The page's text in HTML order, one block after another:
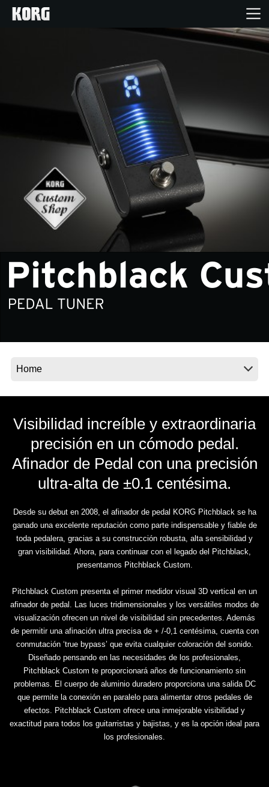
Productos
Características
Soporte
Localizador de Tiendas
Noticias
Ubicación
Visibilidad increíble y extraordinaria
precisión en un cómodo pedal.
Afinador de Pedal con una precisión
ultra-alta de ±0.1 centésima.
Desde su debut en 2008, el afinador de pedal KORG Pitchblack se ha
ganado una excelente reputación como parte indispensable y fiable de
toda pedalera, gracias a su construcción robusta, alta sensibilidad y
gran visibilidad. Ahora, para continuar con el legado del Pitchblack,
presentamos Pitchblack Custom.
Pitchblack Custom presenta el primer medidor visual 3D vertical en un
afinador de pedal. Las luces tridimensionales y los versátiles modos de
visualización ofrecen un nivel de visibilidad sin precedentes. Además
de permitir una afinación ultra precisa de + /-0,1 centésima, cuenta con
conmutación ‘true bypass’ que evita cualquier coloración del sonido.
Diseñado pensando en las necesidades de los profesionales,
Pitchblack Custom te proporcionará años de funcionamiento sin
problemas. El cuerpo de aluminio duradero proporciona una salida DC
que permite la conexión en paralelo para alimentar otros pedales de
efectos. Pitchblack Custom ofrece una inmejorable visibilidad y
exactitud para todos los guitarristas y bajistas, y es la opción ideal para
los profesionales.